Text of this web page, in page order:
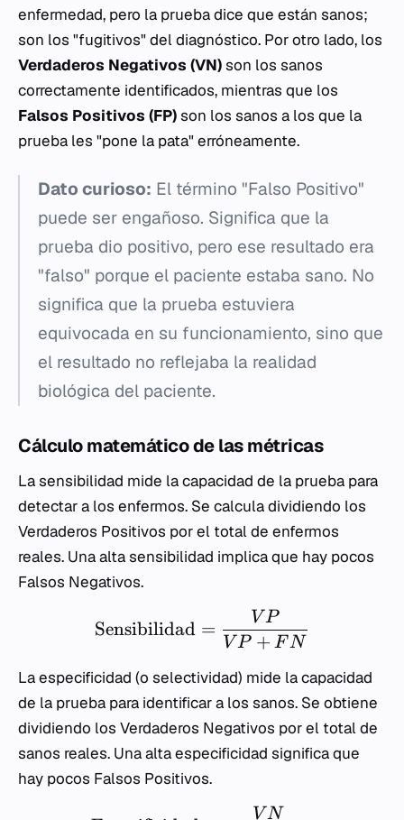
enfermedad, pero la prueba dice que están sanos;
son los "fugitivos" del diagnóstico. Por otro lado, los
Verdaderos Negativos (VN)son los sanos
correctamente identificados, mientras que los
Falsos Positivos (FP)son los sanos a los que la
prueba les "pone la pata" erróneamente.
Dato curioso: El término "Falso Positivo"
puede ser engañoso. Significa que la
prueba dio positivo, pero ese resultado era
"falso" porque el paciente estaba sano. No
significa que la prueba estuviera
equivocada en su funcionamiento, sino que
el resultado no reflejaba la realidad
biológica del paciente.
Cálculo matemático de las métricas
La sensibilidad mide la capacidad de la prueba para
detectar a los enfermos. Se calcula dividiendo los
Verdaderos Positivos por el total de enfermos
reales. Una alta sensibilidad implica que hay pocos
Falsos Negativos.
Sensibilidad =
V P + FN
V P
La especificidad (o selectividad) mide la capacidad
de la prueba para identificar a los sanos. Se obtiene
dividiendo los Verdaderos Negativos por el total de
sanos reales. Una alta especificidad significa que
hay pocos Falsos Positivos.
V N